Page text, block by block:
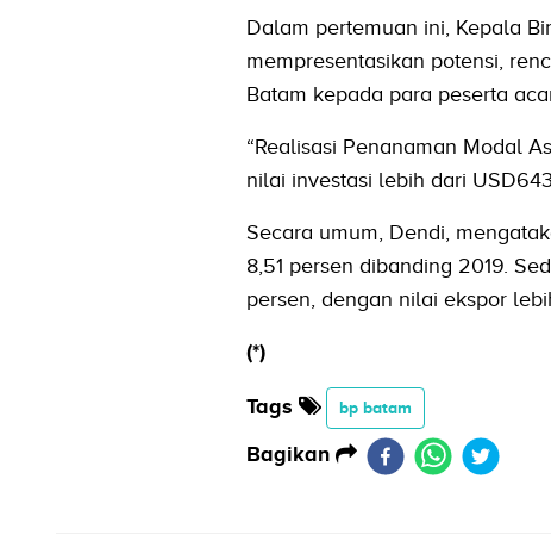
Dalam pertemuan ini, Kepala
mempresentasikan potensi,
Batam kepada para peserta
“Realisasi Penanaman Modal
nilai investasi lebih dari
Secara umum, Dendi,
8,51 persen dibanding 2019.
persen, dengan nilai ekspor
(*)
Tags bp batam
Bagikan